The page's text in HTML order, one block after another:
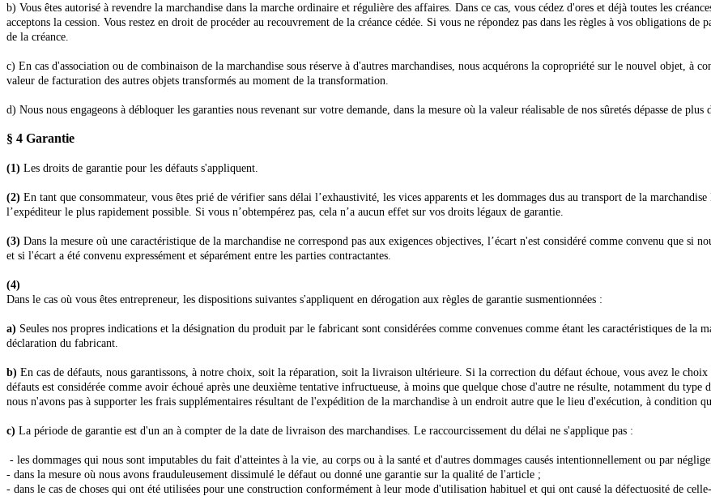
b) Vous êtes autorisé à revendre la marchandise dans la marche ordinaire et régulière des affaires. Dans ce cas, vous cédez d'ores et déjà toutes les
acceptons la cession. Vous restez en droit de procéder au recouvrement de la créance cédée. Si vous ne répondez pas dans les règles à vos obligations
de la créance.
c) En cas d'association ou de combinaison de la marchandise sous réserve à d'autres marchandises, nous acquérons la copropriété sur le nouvel objet, à
valeur de facturation des autres objets transformés au moment de la transformation.
d) Nous nous engageons à débloquer les garanties nous revenant sur votre demande, dans la mesure où la valeur réalisable de nos sûretés dépasse de
§ 4 Garantie
(1) Les droits de garantie pour les défauts s'appliquent.
(2) En tant que consommateur, vous êtes prié de vérifier sans délai l’exhaustivité, les vices apparents et les dommages dus au transport de la
l’expéditeur le plus rapidement possible. Si vous n’obtempérez pas, cela n’a aucun effet sur vos droits légaux de garantie.
(3) Dans la mesure où une caractéristique de la marchandise ne correspond pas aux exigences objectives, l’écart n'est considéré comme convenu que si
et si l'écart a été convenu expressément et séparément entre les parties contractantes.
(4)
Dans le cas où vous êtes entrepreneur, les dispositions suivantes s'appliquent en dérogation aux règles de garantie susmentionnées :
a) Seules nos propres indications et la désignation du produit par le fabricant sont considérées comme convenues comme étant les caractéristiques de
déclaration du fabricant.
b) En cas de défauts, nous garantissons, à notre choix, soit la réparation, soit la livraison ultérieure. Si la correction du défaut échoue, vous avez le
défauts est considérée comme avoir échoué après une deuxième tentative infructueuse, à moins que quelque chose d'autre ne résulte, notamment du type
nous n'avons pas à supporter les frais supplémentaires résultant de l'expédition de la marchandise à un endroit autre que le lieu d'exécution, à condition
c) La période de garantie est d'un an à compter de la date de livraison des marchandises. Le raccourcissement du délai ne s'applique pas :
- les dommages qui nous sont imputables du fait d'atteintes à la vie, au corps ou à la santé et d'autres dommages causés intentionnellement ou par
- dans la mesure où nous avons frauduleusement dissimulé le défaut ou donné une garantie sur la qualité de l'article ;
- dans le cas de choses qui ont été utilisées pour une construction conformément à leur mode d'utilisation habituel et qui ont causé la défectuosité de